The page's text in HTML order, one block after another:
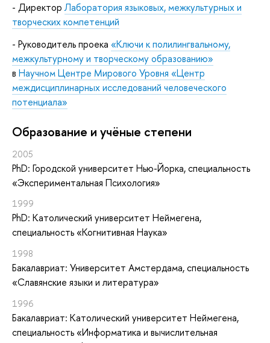
- ДиректорЛаборатория языковых, межкультурных и
творческих компетенций
- Руководитель проека «Ключи к полилингвальному,
межкультурному и творческому образованию»
в Научном Центре Мирового Уровня «Центр
междисциплинарных исследований человеческого
потенциала»
Oбразование и учёные степени
2005
PhD: Городской университет Нью-Йорка, специальность
«Экспериментальная Психология»
1999
PhD: Католический университет Неймегена,
специальность «Когнитивная Наука»
1998
Бакалавриат: Университет Амстердама, специальность
«Славянские языки и литература»
1996
Бакалавриат: Католический университет Неймегена,
специальность «Информатика и вычислительная